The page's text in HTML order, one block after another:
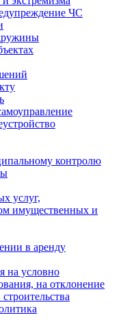
ЧС
контролю
услуг,
имущественных и
в аренду
на условно
на отклонение